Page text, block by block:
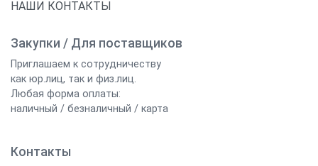
НАШИ КОНТАКТЫ
Закупки / Для поставщиков
Приглашаем к сотрудничеству
как юр.лиц, так и физ.лиц.
Любая форма оплаты:
наличный / безналичный / карта
Контакты